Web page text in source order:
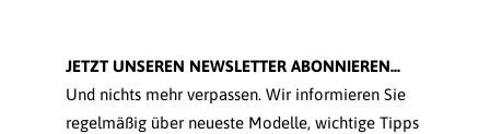
JETZT UNSEREN NEWSLETTER ABONNIEREN...
Und nichts mehr verpassen. Wir informieren Sie
regelmäßig über neueste Modelle, wichtige Tipps